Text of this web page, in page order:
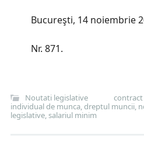
Bucureşti, 14 noiembrie
Nr. 871.
Noutati legislative
contract
individual de munca,dreptul muncii,
legislative,salariul minim